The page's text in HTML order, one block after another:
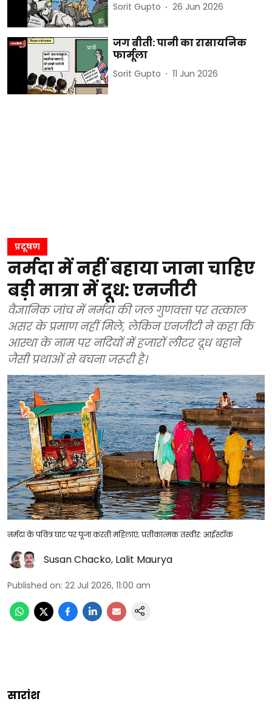
Sorit Gupto 26 Jun 2026
जग बीती: पानी का रासायनिक
फार्मूला
Sorit Gupto 11 Jun 2026
प्रदूषण
नर्मदा में नहीं बहाया जाना चाहिए
बड़ी मात्रा में दूध: एनजीटी
वैज्ञानिक जांच में नर्मदा की जल गुणवत्ता पर तत्काल
असर के प्रमाण नहीं मिले, लेकिन एनजीटी ने कहा कि
आस्था के नाम पर नदियों में हजारों लीटर दूध बहाने
जैसी प्रथाओं से बचना जरूरी है।
नर्मदा के पवित्र घाट पर पूजा करती महिलाएं; प्रतीकात्मक तस्वीर: आईस्टॉक
Susan Chacko, Lalit Maurya
Published on: 22 Jul 2026, 11:00 am
सारांश